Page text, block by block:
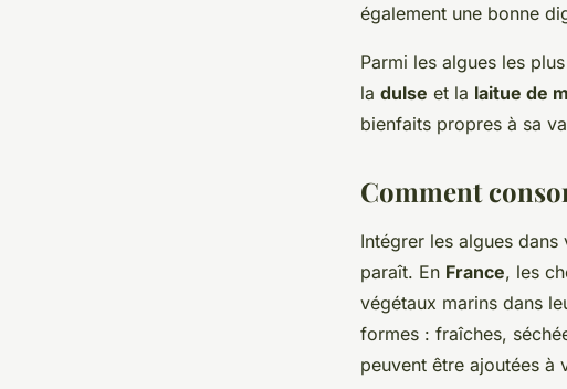
également une bonne
Parmi les algues les
la dulse et la laitue de
bienfaits propres à sa
Comment
Intégrer les algues
paraît. En France, les
végétaux marins dans
formes : fraîches,
peuvent être ajoutées à